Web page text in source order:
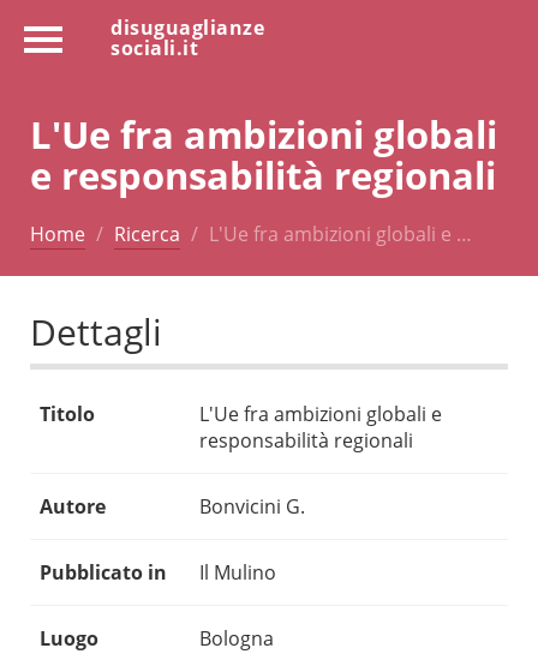
disuguaglianze
sociali.it
L'Ue fra ambizioni globali
e responsabilità regionali
Home Ricerca L'Ue fra ambizioni globali e …
Dettagli
Titolo
L'Ue fra ambizioni globali e
responsabilità regionali
Autore Bonvicini G.
Pubblicato in Il Mulino
Luogo Bologna